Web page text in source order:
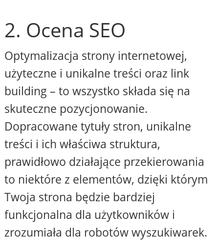
2. Ocena SEO
Optymalizacja strony internetowej,
użyteczne i unikalne treści oraz link
building – to wszystko składa się na
skuteczne pozycjonowanie.
Dopracowane tytuły stron, unikalne
treści i ich właściwa struktura,
prawidłowo działające przekierowania
to niektóre z elementów, dzięki którym
Twoja strona będzie bardziej
funkcjonalna dla użytkowników i
zrozumiała dla robotów wyszukiwarek.